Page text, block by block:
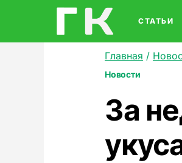
СТАТЬИ
Главная /
Новости
За